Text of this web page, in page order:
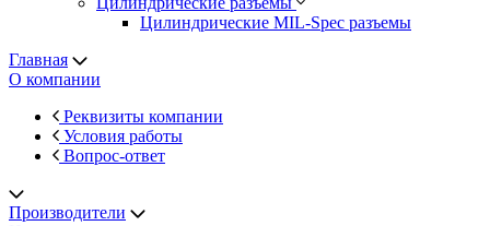
Цилиндрические MIL-Spec разъемы
Главная
О компании
Реквизиты компании
Условия работы
Вопрос-ответ
Производители